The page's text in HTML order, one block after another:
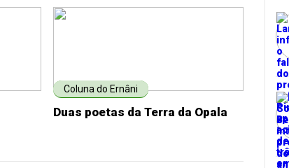
Coluna do Ernâni
Duas poetas da Terra da Opala